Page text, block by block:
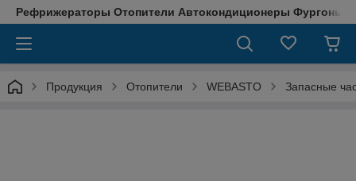
Рефрижераторы Отопители Автокондиционеры Фургоны
Продукция Отопители WEBASTO Запасные